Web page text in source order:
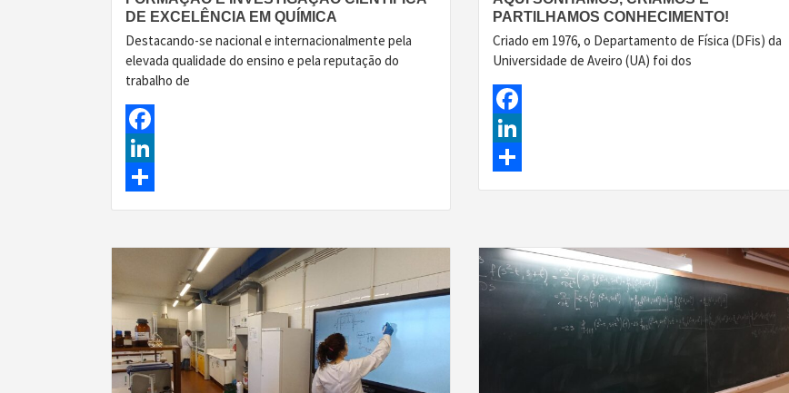
DE EXCELÊNCIA EM QUÍMICA
Destacando-se nacional e internacionalmente pela
elevada qualidade do ensino e pela reputação do
trabalho de
Facebook
LinkedIn
Share
PARTILHAMOS CONHECIMENTO!
Criado em 1976, o Departamento de Física (DFis) da
Universidade de Aveiro (UA) foi dos
Facebook
LinkedIn
Share